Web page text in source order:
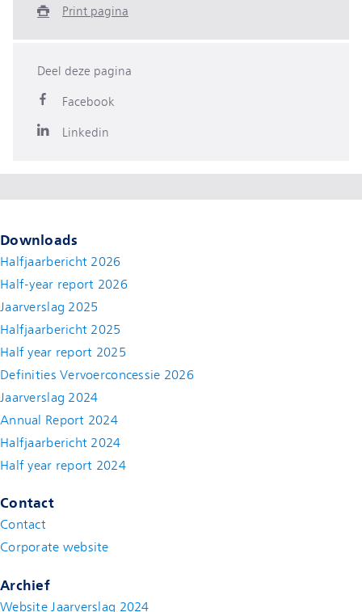
Print pagina
Deel deze pagina
Facebook
Linkedin
Downloads
Halfjaarbericht 2026
Half-year report 2026
Jaarverslag 2025
Halfjaarbericht 2025
Half year report 2025
Definities Vervoerconcessie 2026
Jaarverslag 2024
Annual Report 2024
Halfjaarbericht 2024
Half year report 2024(new window)
Contact
Contact
Corporate website
Archief
Website Jaarverslag 2024